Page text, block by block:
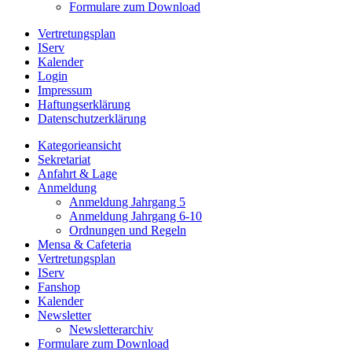
Formulare zum Download
Vertretungsplan
IServ
Kalender
Login
Impressum
Haftungserklärung
Datenschutzerklärung
Kategorieansicht
Sekretariat
Anfahrt & Lage
Anmeldung
Anmeldung Jahrgang 5
Anmeldung Jahrgang 6-10
Ordnungen und Regeln
Mensa & Cafeteria
Vertretungsplan
IServ
Fanshop
Kalender
Newsletter
Newsletterarchiv
Formulare zum Download